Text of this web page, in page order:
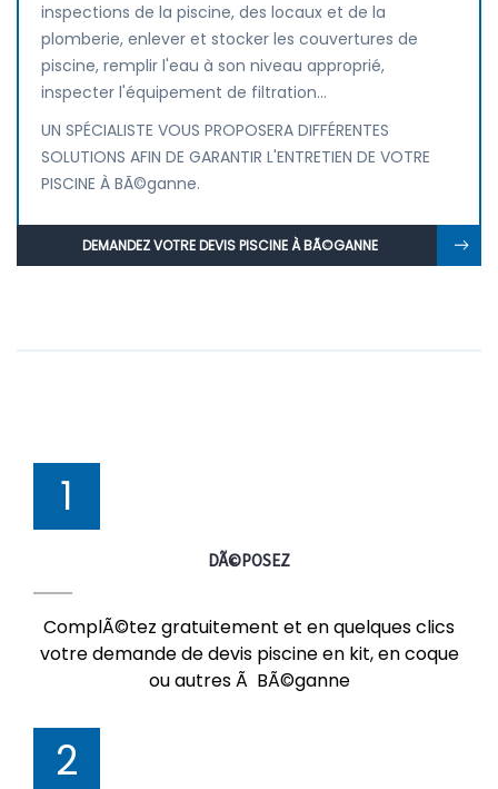
inspections de la piscine, des locaux et de la
plomberie, enlever et stocker les couvertures de
piscine, remplir l'eau à son niveau approprié,
inspecter l'équipement de filtration...
UN SPÉCIALISTE VOUS PROPOSERA DIFFÉRENTES
SOLUTIONS AFIN DE GARANTIR L'ENTRETIEN DE VOTRE
PISCINE À BÃ©ganne.
DEMANDEZ VOTRE DEVIS PISCINE À BÃ©GANNE
1
DÃ©POSEZ
ComplÃ©tez gratuitement et en quelques clics
votre demande de devis piscine en kit, en coque
ou autres Ã BÃ©ganne
2